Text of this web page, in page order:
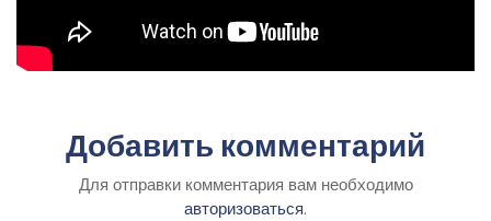
Добавить комментарий
Для отправки комментария вам необходимо
авторизоваться.